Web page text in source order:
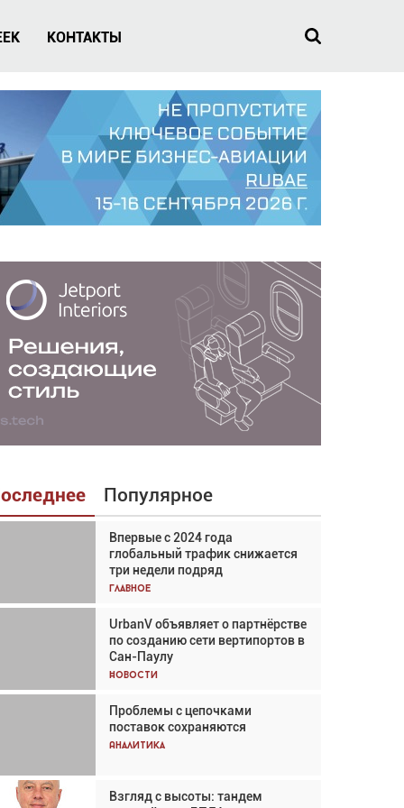
КОНТАКТЫ
Популярное
Впервые с 2024 года
глобальный трафик снижается
три недели подряд
Главное
UrbanV объявляет о партнёрстве
по созданию сети вертипортов в
Сан-Паулу
Новости
Проблемы с цепочками
поставок сохраняются
Аналитика
Взгляд с высоты: тандем
Взгляд с высоты: тандем
вертолётов и БПЛА в
спасательных операциях
Главное
Авиационный фотограф Дэйв
Кох: «Фотография говорит сама
за себя... а ИИ всё портит»
Новости
Впервые с 2024 года
глобальный трафик снижается
три недели подряд
Частный самолёт – это актив.